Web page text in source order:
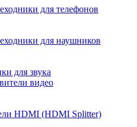
для телефонов
для наушников
для звука
видео
HDMI (HDMI Splitter)